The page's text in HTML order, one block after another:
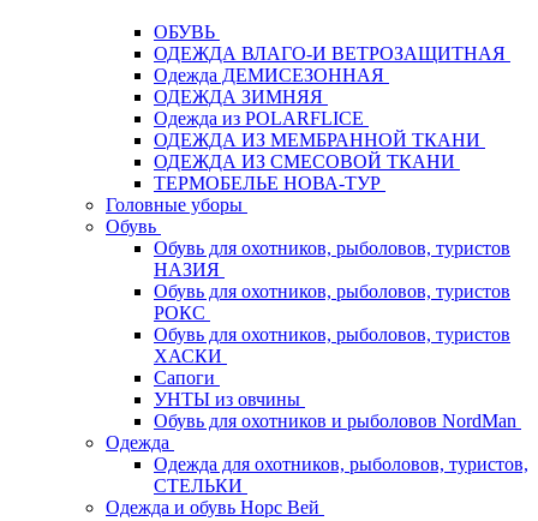
ОБУВЬ
ОДЕЖДА ВЛАГО-И ВЕТРОЗАЩИТНАЯ
Одежда ДЕМИСЕЗОННАЯ
ОДЕЖДА ЗИМНЯЯ
Одежда из POLARFLICE
ОДЕЖДА ИЗ МЕМБРАННОЙ ТКАНИ
ОДЕЖДА ИЗ СМЕСОВОЙ ТКАНИ
ТЕРМОБЕЛЬЕ НОВА-ТУР
Головные уборы
Обувь
Обувь для охотников, рыболовов, туристов
НАЗИЯ
Обувь для охотников, рыболовов, туристов
РОКС
Обувь для охотников, рыболовов, туристов
ХАСКИ
Сапоги
УНТЫ из овчины
Обувь для охотников и рыболовов NordMan
Одежда
Одежда для охотников, рыболовов, туристов,
СТЕЛЬКИ
Одежда и обувь Норс Вей